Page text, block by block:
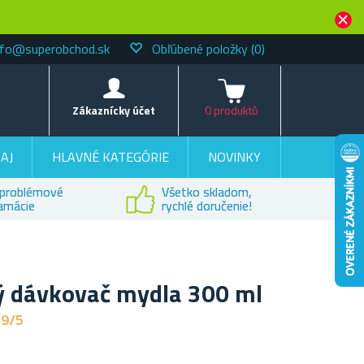
Obľúbené položky(0)
Zákaznícky účet
Košík
0 produktů
HLAVNÉ KATEGÓRIE
NOVINKY
Všetko skladom,
rychlé doručenie!
mydla 300 ml
5